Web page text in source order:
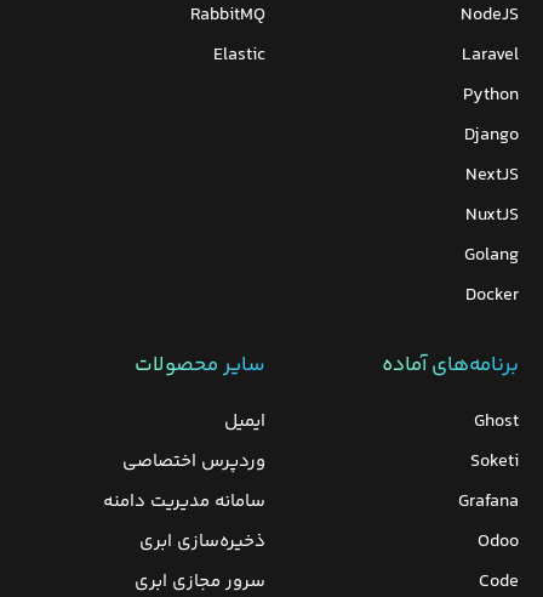
NodeJS
Laravel
Python
Django
NextJS
NuxtJS
Golang
Docker
RabbitMQ
Elastic
برنامه‌های‌ آماده
Ghost
Soketi
Grafana
Odoo
Code
سایر محصولات
ایمیل
وردپرس‌ اختصاصی
سامانه مدیریت دامنه
ذخیره‌سازی ابری
سرور مجازی ابری